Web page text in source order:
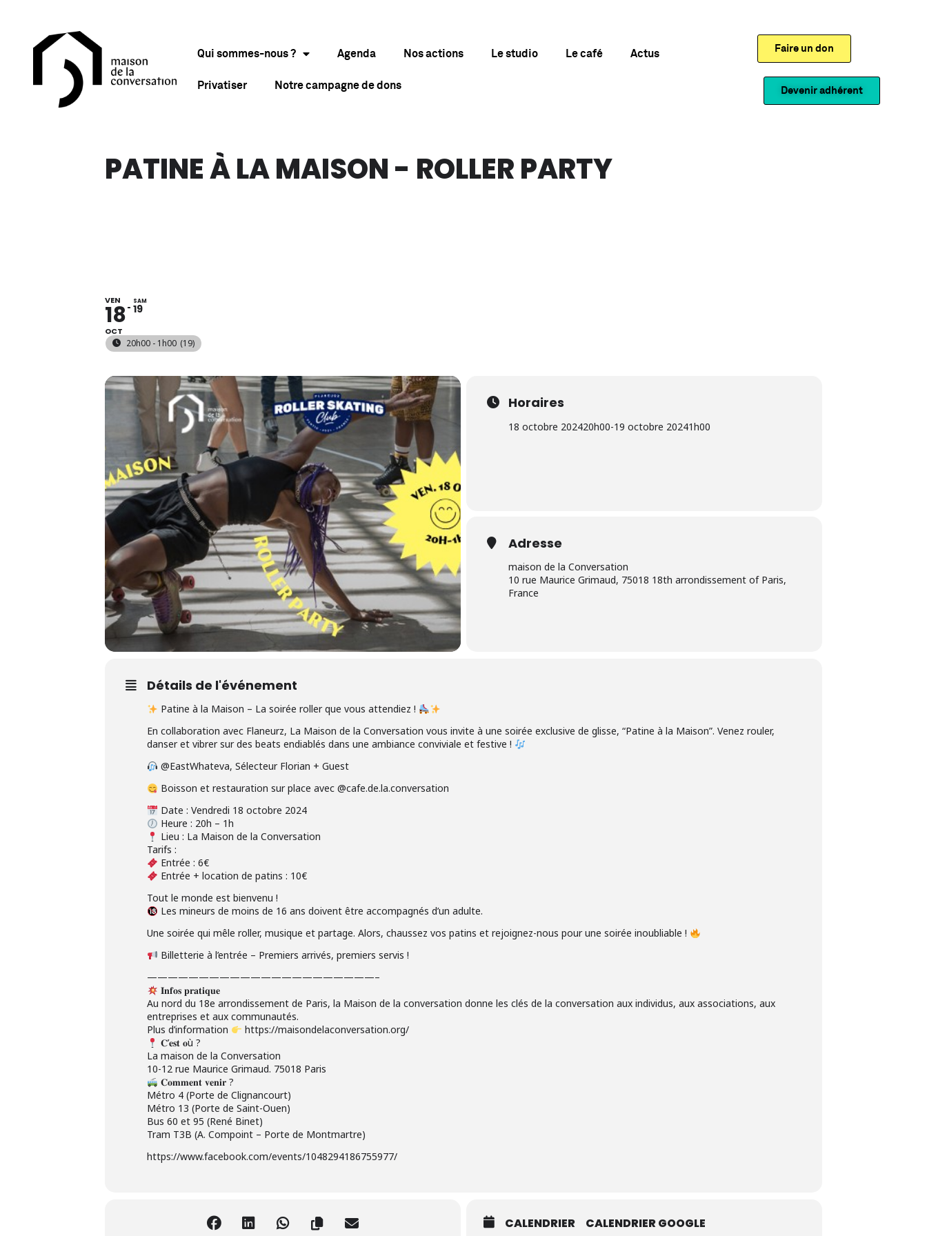
Qui sommes-nous ? Agenda Nos actions Le studio Le café Actus
Privatiser Notre campagne de dons
Faire un don
Devenir adhérent
PATINE À LA MAISON - ROLLER PARTY
VEN
18
OCT
SAM
19
20h00 - 1h00 (19)
Horaires
18 octobre 202420h00-19 octobre 20241h00
Adresse
maison de la Conversation
10 rue Maurice Grimaud, 75018 18th arrondissement of Paris,
France
Détails de l'événement
Patine à la Maison – La soirée roller que vous attendiez !
En collaboration avec Flaneurz, La Maison de la Conversation vous invite à une soirée exclusive de glisse, “Patine à la Maison”. Venez rouler,
danser et vibrer sur des beats endiablés dans une ambiance conviviale et festive !
@EastWhateva, Sélecteur Florian + Guest
Boisson et restauration sur place avec @cafe.de.la.conversation
Date : Vendredi 18 octobre 2024
Heure : 20h – 1h
Lieu : La Maison de la Conversation
Tarifs :
Entrée : 6€
Entrée + location de patins : 10€
Tout le monde est bienvenu !
Les mineurs de moins de 16 ans doivent être accompagnés d’un adulte.
Une soirée qui mêle roller, musique et partage. Alors, chaussez vos patins et rejoignez-nous pour une soirée inoubliable !
Billetterie à l’entrée – Premiers arrivés, premiers servis !
——————————————————————–
𝐈𝐧𝐟𝐨𝐬 𝐩𝐫𝐚𝐭𝐢𝐪𝐮𝐞
Au nord du 18e arrondissement de Paris, la Maison de la conversation donne les clés de la conversation aux individus, aux associations, aux
entreprises et aux communautés.
Plus d’information
https://maisondelaconversation.org/
𝐂’𝐞𝐬𝐭 𝐨ù ?
La maison de la Conversation
10-12 rue Maurice Grimaud. 75018 Paris
𝐂𝐨𝐦𝐦𝐞𝐧𝐭 𝐯𝐞𝐧𝐢𝐫 ?
Métro 4 (Porte de Clignancourt)
Métro 13 (Porte de Saint-Ouen)
Bus 60 et 95 (René Binet)
Tram T3B (A. Compoint – Porte de Montmartre)
https://www.facebook.com/events/1048294186755977/
CALENDRIER CALENDRIER GOOGLE